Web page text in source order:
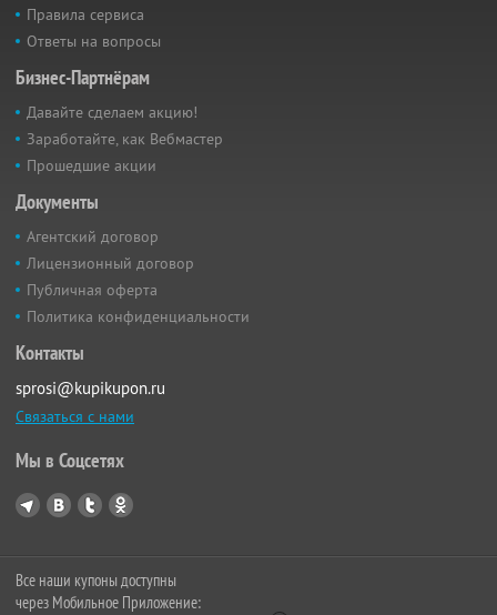
Правила сервиса
Ответы на вопросы
Бизнес-Партнёрам
Давайте сделаем акцию!
Заработайте, как Вебмастер
Прошедшие акции
Документы
Агентский договор
Лицензионный договор
Публичная оферта
Политика конфиденциальности
Контакты
sprosi@kupikupon.ru
Связаться с нами
Мы в Соцсетях
Все наши купоны доступны
через Мобильное Приложение: